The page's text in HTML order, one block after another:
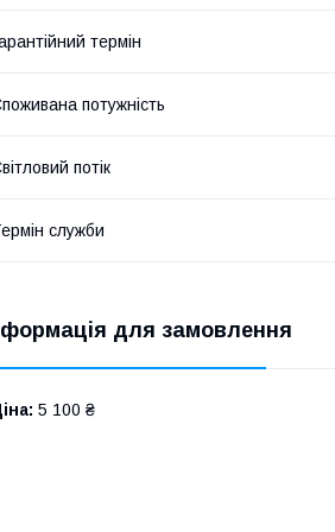
термін
потужність
потік
служби
для замовлення
5 100 ₴